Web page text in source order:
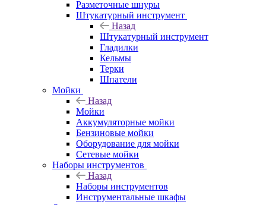
Разметочные шнуры
Штукатурный инструмент
Назад
Штукатурный инструмент
Гладилки
Кельмы
Терки
Шпатели
Мойки
Назад
Мойки
Аккумуляторные мойки
Бензиновые мойки
Оборудование для мойки
Сетевые мойки
Наборы инструментов
Назад
Наборы инструментов
Инструментальные шкафы